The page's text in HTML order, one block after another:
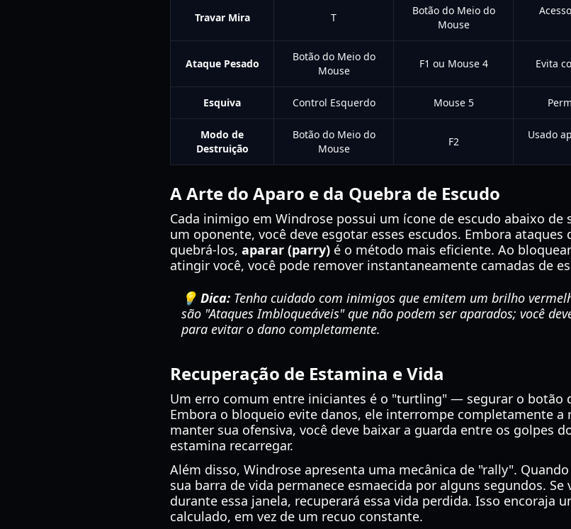
Travar Mira T
Botão do Meio do
Mouse
Ataque Pesado
Botão do Meio do
Mouse
F1 ou Mouse 4 Evita
Esquiva Control Esquerdo Mouse 5
Modo de
Destruição
Botão do Meio do
Mouse
F2
Usado
A Arte do Aparo e da Quebra de Escudo
Cada inimigo em Windrose possui um ícone de escudo abaixo de
um oponente, você deve esgotar esses escudos. Embora
quebrá-los, aparar (parry) é o método mais eficiente. Ao
atingir você, você pode remover instantaneamente camadas de
💡 Dica: Tenha cuidado com inimigos que emitem um brilho
são "Ataques Imbloqueáveis" que não podem ser aparados; você
para evitar o dano completamente.
Recuperação de Estamina e Vida
Um erro comum entre iniciantes é o "turtling" — segurar o botão
Embora o bloqueio evite danos, ele interrompe completamente a
manter sua ofensiva, você deve baixar a guarda entre os golpes
estamina recarregar.
Além disso, Windrose apresenta uma mecânica de "rally".
sua barra de vida permanece esmaecida por alguns segundos.
durante essa janela, recuperará essa vida perdida. Isso encoraja
calculado, em vez de um recuo constante.